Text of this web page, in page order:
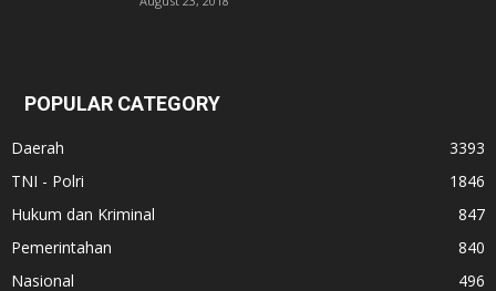
POPULAR CATEGORY
Daerah
3393
TNI - Polri
1846
Hukum dan Kriminal
847
Pemerintahan
840
Nasional
496